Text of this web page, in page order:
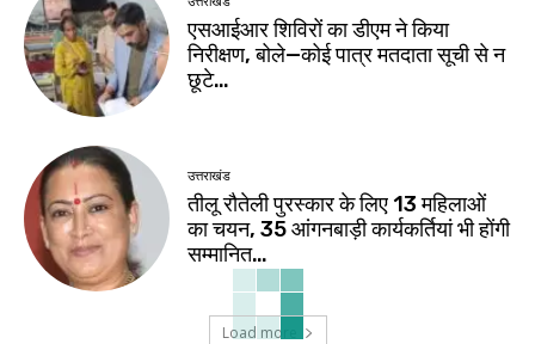
एसआईआर शिविरों का डीएम ने किया
निरीक्षण, बोले—कोई पात्र मतदाता सूची से न
छूटे…
उत्तराखंड
तीलू रौतेली पुरस्कार के लिए 13 महिलाओं
का चयन, 35 आंगनबाड़ी कार्यकर्तियां भी होंगी
सम्मानित…
Load more